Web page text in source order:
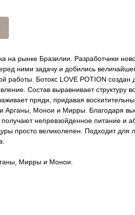
на рынке Бразилии. Разработчики
ними задачу и добились
работы. Ботокс LOVE POTION создан
Состав выравнивает структуру
пряди, придавая
Арганы, Монои и Мирры. Благодаря
непревзойденное питание и
просто великолепен. Подходит для
Мирры и Монои.